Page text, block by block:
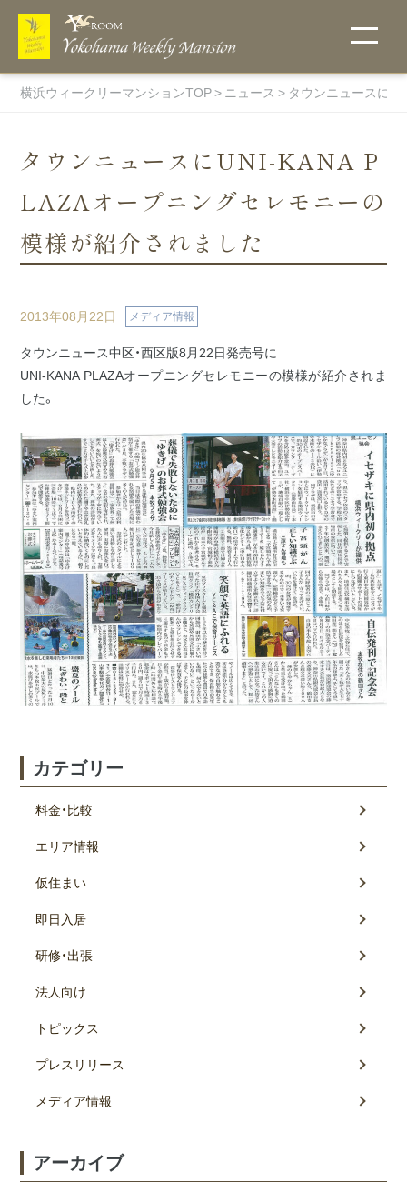
こだわりで探
超大型プレ
駐車場付き
物件
バス・トイ
レ別
フィットネ
スジム付き
デイユース
キャンペー
ン中
地図から探
関内エリア
蒔田エリア
吉野町エリ
ア
石川町エリ
ア
上大岡エリ
ア
キャンペーン
キャンペー
ン中のお部
詳細条件で探
ご入居までの
選ばれる理由 お支払い方法
ウィークリー
マンスリー料
金表
オンラインク
レジットカー
ホテル・賃貸
マンションと
マンションを
法人研修・入
居ご予約ご担
当者様へ
他社には真似
社のオリジナ
無料Wi-Fi
宅配受取りＢ
フィットネス
トランクルー
横浜ウィークリーマンションTOP ニュース タウンニュースに
タウンニュースにUNI-KANA P
LAZAオープニングセレモニーの
模様が紹介されました
2013年08月22日 メディア情報
タウンニュース中区・西区版8月22日発売号に
UNI-KANA PLAZAオープニングセレモニーの模様が紹介されま
した。
カテゴリー
料金・比較
エリア情報
仮住まい
即日入居
研修・出張
法人向け
トピックス
プレスリリース
メディア情報
アーカイブ